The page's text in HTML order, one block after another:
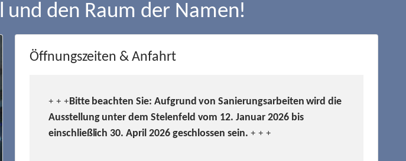
und den Raum der Namen!
Öffnungszeiten & Anfahrt
+ + +Bitte beachten Sie: Aufgrund von Sanierungsarbeiten wird die
Ausstellung unter dem Stelenfeld vom 12. Januar 2026 bis
einschließlich 30. April 2026 geschlossen sein. + + +